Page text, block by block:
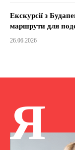
Екскурсії з
маршрути для
26.06.2026
Я